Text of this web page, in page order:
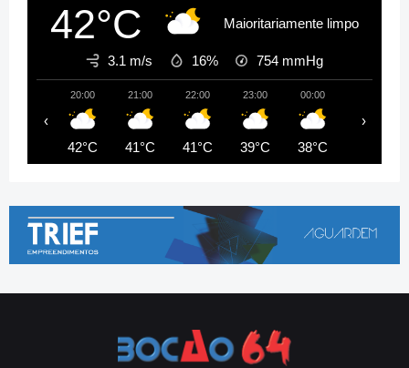
42°C Maioritariamente limpo
3.1 m/s 16% 754 mmHg
20:00
42°C
21:00
41°C
22:00
41°C
23:00
39°C
00:00
38°C
‹ ›